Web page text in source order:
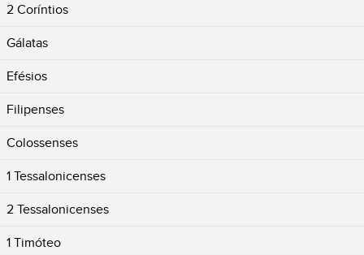
2 Coríntios
Gálatas
Efésios
Filipenses
Colossenses
1 Tessalonicenses
2 Tessalonicenses
1 Timóteo